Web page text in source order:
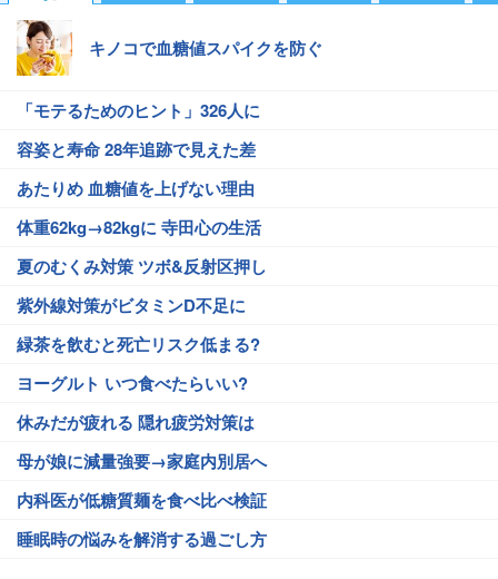
キノコで血糖値スパイクを防ぐ
「モテるためのヒント」326人に
容姿と寿命 28年追跡で見えた差
あたりめ 血糖値を上げない理由
体重62kg→82kgに 寺田心の生活
夏のむくみ対策 ツボ&反射区押し
紫外線対策がビタミンD不足に
緑茶を飲むと死亡リスク低まる?
ヨーグルト いつ食べたらいい?
休みだが疲れる 隠れ疲労対策は
母が娘に減量強要→家庭内別居へ
内科医が低糖質麺を食べ比べ検証
睡眠時の悩みを解消する過ごし方